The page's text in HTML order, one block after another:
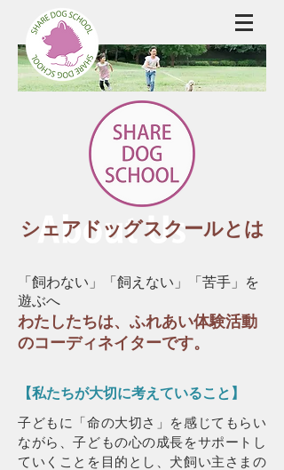
シェアドッグスクールとは
「飼わない」「飼えない」「苦手」を
遊ぶへ
わたしたちは、ふれあい体験活動
のコーディネイターです。
【私たちが大切に考えていること】
子どもに「命の大切さ」を感じてもらい
ながら、子どもの心の成長をサポートし
ていくことを目的とし、犬飼い主さまの